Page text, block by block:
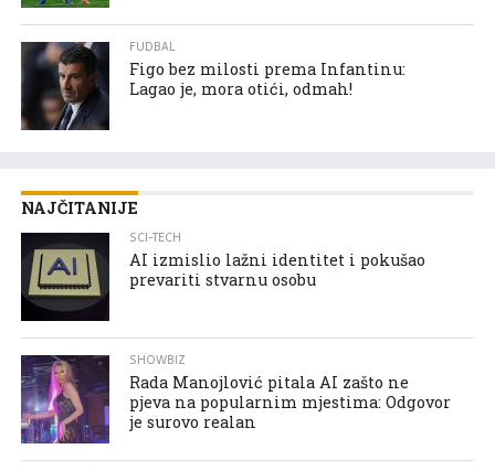
FUDBAL
Figo bez milosti prema Infantinu:
Lagao je, mora otići, odmah!
NAJČITANIJE
SCI-TECH
AI izmislio lažni identitet i pokušao
prevariti stvarnu osobu
SHOWBIZ
Rada Manojlović pitala AI zašto ne
pjeva na popularnim mjestima: Odgovor
je surovo realan